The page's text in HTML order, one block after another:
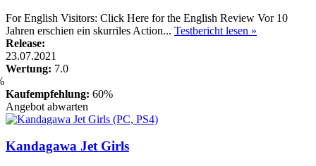
For English Visitors: Click Here for the English Review Vor 10
Jahren erschien ein skurriles Action... Testbericht lesen »
Release:
23.07.2021
Wertung: 7.0
Kaufempfehlung: 60%
Angebot abwarten
Kandagawa Jet Girls